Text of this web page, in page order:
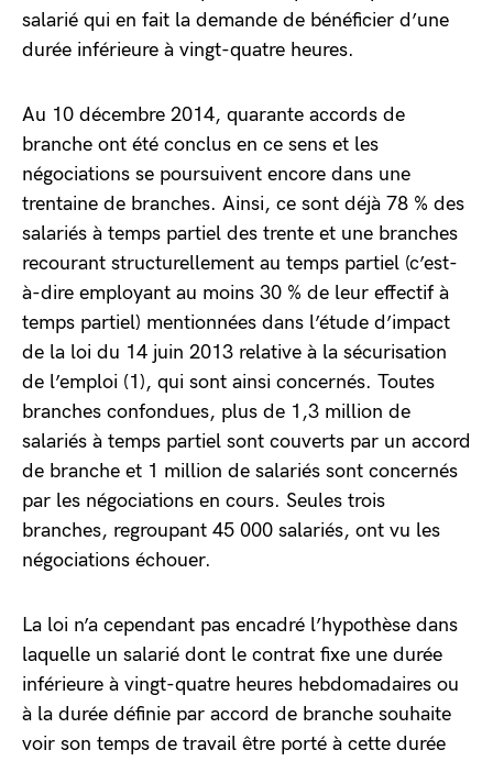
salarié qui en fait la demande de bénéficier d’une
durée inférieure à vingt-quatre heures.
Au 10 décembre 2014, quarante accords de
branche ont été conclus en ce sens et les
négociations se poursuivent encore dans une
trentaine de branches. Ainsi, ce sont déjà 78 % des
salariés à temps partiel des trente et une branches
recourant structurellement au temps partiel (c’est-
à-dire employant au moins 30 % de leur effectif à
temps partiel) mentionnées dans l’étude d’impact
de la loi du 14 juin 2013 relative à la sécurisation
de l’emploi (1), qui sont ainsi concernés. Toutes
branches confondues, plus de 1,3 million de
salariés à temps partiel sont couverts par un accord
de branche et 1 million de salariés sont concernés
par les négociations en cours. Seules trois
branches, regroupant 45 000 salariés, ont vu les
négociations échouer.
La loi n’a cependant pas encadré l’hypothèse dans
laquelle un salarié dont le contrat fixe une durée
inférieure à vingt-quatre heures hebdomadaires ou
à la durée définie par accord de branche souhaite
voir son temps de travail être porté à cette durée